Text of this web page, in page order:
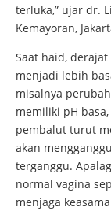
terluka,” ujar dr.
Kemayoran,
Saat haid,
menjadi lebih
misalnya
memiliki pH
pembalut turut
akan
terganggu.
normal vagina
menjaga